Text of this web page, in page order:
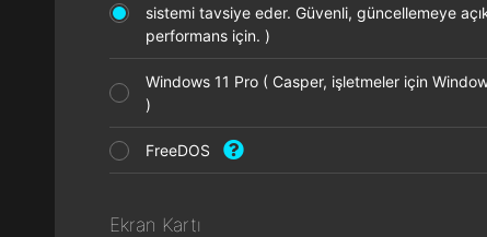
sistemi tavsiye eder. Güvenli, güncellemeye
performans için. )
Windows 11 Pro ( Casper, işletmeler için
)
FreeDOS
Ekran Kartı